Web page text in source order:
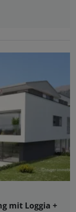
mit Loggia +